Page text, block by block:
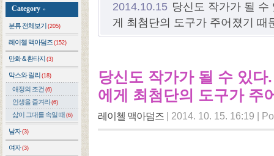
Category »
분류 전체보기 (205)
레이첼 맥아덤즈 (152)
만화 & 환타지 (3)
막스와 릴리 (18)
애정의 조건 (6)
인생을 즐겨라(6)
삶이 그대를 속일 때 (6)
남자(3)
여자(3)
2014.10.15 당신도 작가가 될
게 최첨단의 도구가 주어졌기 때
당신도 작가가 될 수 있
에게 최첨단의 도구가 주
레이첼 맥아덤즈 | 2014. 10. 15. 16:19 |